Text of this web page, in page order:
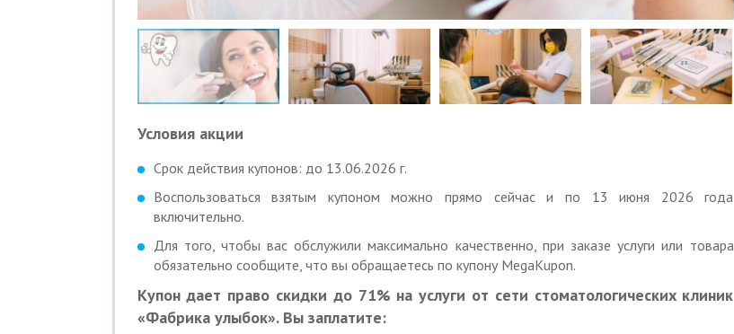
Условия акции
Срок действия купонов: до 13.06.2026 г.
Воспользоваться взятым купоном можно прямо сейчас и по 13 июня 2026 года
включительно.
Для того, чтобы вас обслужили максимально качественно, при заказе услуги или товара
обязательно сообщите, что вы обращаетесь по купону MegaKupon.
Купон дает право скидки до 71% на услуги от сети стоматологических клиник
«Фабрика улыбок». Вы заплатите: